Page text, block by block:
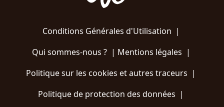
Conditions Générales d'Utilisation |
Qui sommes-nous ?| Mentions légales |
Politique sur les cookies et autres traceurs |
Politique de protection des données |